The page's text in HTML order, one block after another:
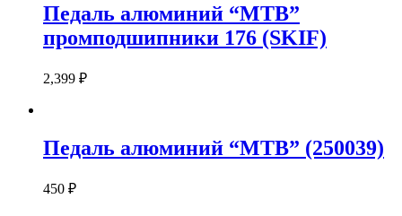
Педаль алюминий “MTB”
промподшипники 176 (SKIF)
2,399 ₽
Педаль алюминий “MTB” (250039)
450 ₽